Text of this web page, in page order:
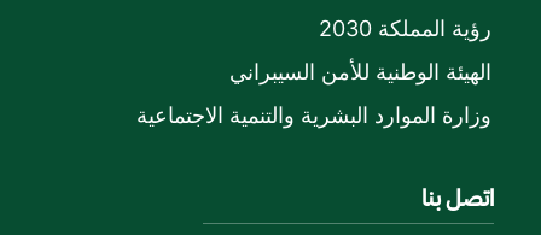
رؤية المملكة 2030
الهيئة الوطنية للأمن السيبراني
وزارة الموارد البشرية والتنمية الاجتماعية
اتصل بنا